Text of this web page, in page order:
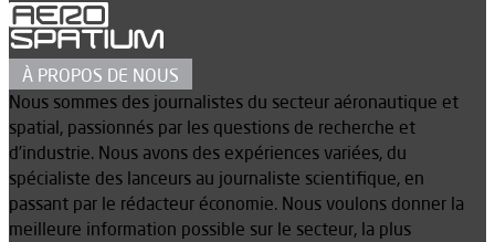
À PROPOS DE NOUS
Nous sommes des journalistes du secteur aéronautique et
spatial, passionnés par les questions de recherche et
d’industrie. Nous avons des expériences variées, du
spécialiste des lanceurs au journaliste scientifique, en
passant par le rédacteur économie. Nous voulons donner la
meilleure information possible sur le secteur, la plus